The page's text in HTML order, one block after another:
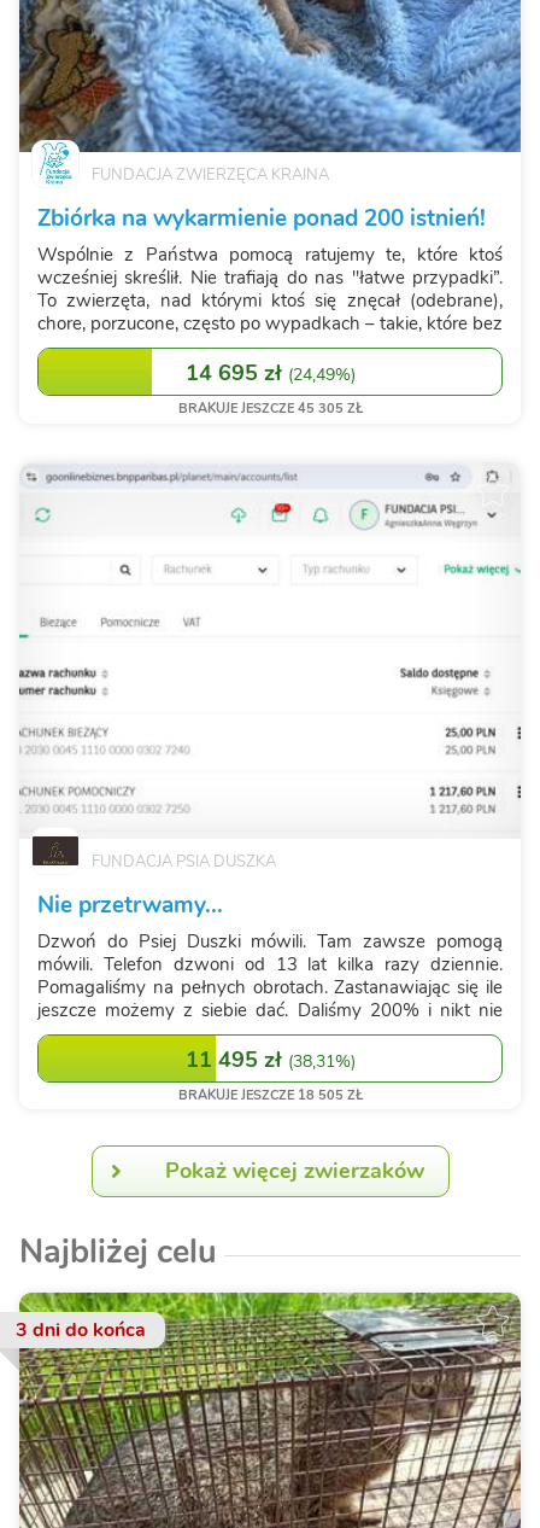
FUNDACJA ZWIERZĘCA KRAINA
Zbiórka na wykarmienie ponad 200 istnień!
Wspólnie z Państwa pomocą ratujemy te, które ktoś
wcześniej skreślił. Nie trafiają do nas "łatwe przypadki”.
To zwierzęta, nad którymi ktoś się znęcał (odebrane),
chore, porzucone, często po wypadkach – takie, które bez
pomocy po prostu nie przetrwają. Ze względu na
wrażliwość odbiorców nie...
14 695 zł (24,49%)
BRAKUJE JESZCZE 45 305 ZŁ
FUNDACJA PSIA DUSZKA
Nie przetrwamy...
Dzwoń do Psiej Duszki mówili. Tam zawsze pomogą
mówili. Telefon dzwoni od 13 lat kilka razy dziennie.
Pomagaliśmy na pełnych obrotach. Zastanawiając się ile
jeszcze możemy z siebie dać. Daliśmy 200% i nikt nie
odmówi nam wielkości w działaniu. Ale dziś Psia Duszka
jest maleńka... znika. Jest pami...
11 495 zł (38,31%)
BRAKUJE JESZCZE 18 505 ZŁ
Pokaż więcej zwierzaków
Najbliżej celu
3 dnido końca